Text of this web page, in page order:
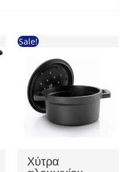
Sale!
Χύτρα